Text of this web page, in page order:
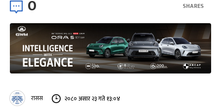
0 SHARES
रासस २०८० असार २३ गते १३:०४